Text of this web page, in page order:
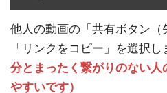
他人の動画の「共有ボタン（
「リンクをコピー」を選択し
分とまったく繋がりのない人
やすいです）